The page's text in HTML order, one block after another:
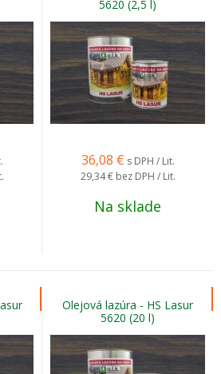
5620 (2,5 l)
36,08 € s DPH / Lit.
29,34 € bez DPH / Lit.
Na sklade
Olejová lazúra - HS Lasur
5620 (20 l)